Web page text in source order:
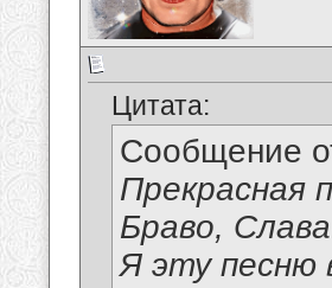
Цитата:
Сообщение
Прекрасная
Браво,
Я эту песню